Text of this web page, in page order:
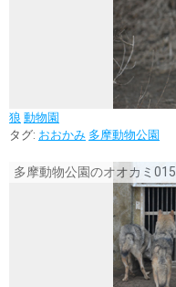
狼 動物園
タグ: おおかみ 多摩動物公園
多摩動物公園のオオカミ015